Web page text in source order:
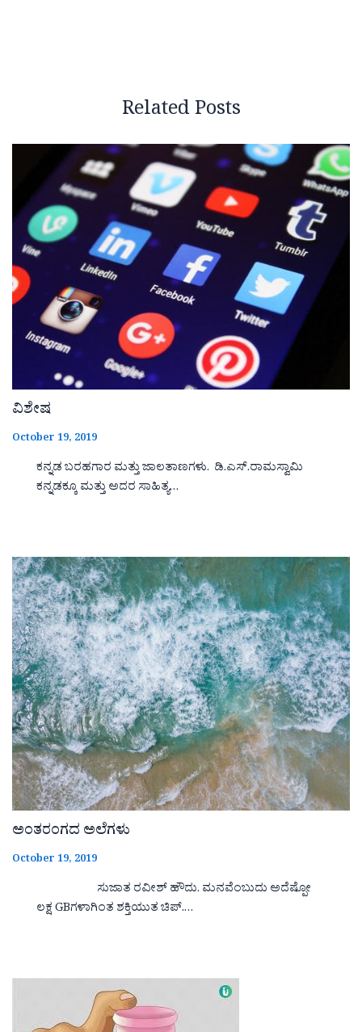
Related Posts
ವಿಶೇಷ
October 19, 2019
ಕನ್ನಡ ಬರಹಗಾರ ಮತ್ತು ಜಾಲತಾಣಗಳು. ಡಿ.ಎಸ್.ರಾಮಸ್ವಾಮಿ
ಕನ್ನಡಕ್ಕೂ ಮತ್ತು ಅದರ ಸಾಹಿತ್ಯ…
ಅಂತರಂಗದ ಅಲೆಗಳು
October 19, 2019
ಸುಜಾತ ರವೀಶ್ ಹೌದು. ಮನವೆಂಬುದು ಅದೆಷ್ಪೋ
ಲಕ್ಷ GBಗಳಾಗಿಂತ ಶಕ್ತಿಯುತ ಚಿಪ್.…